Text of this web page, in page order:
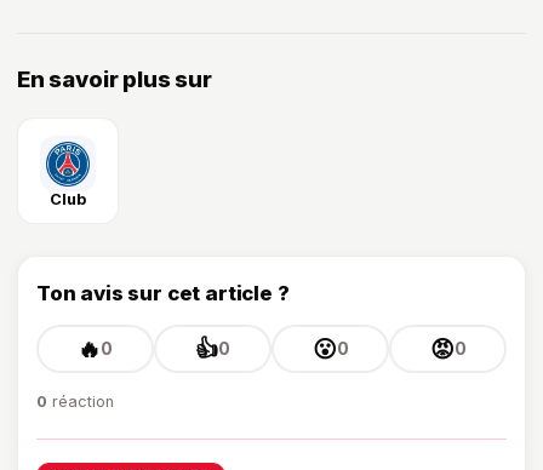
En savoir plus sur
Club
Ton avis sur cet article ?
🔥0 👍0 😮0 😡0
0 réaction